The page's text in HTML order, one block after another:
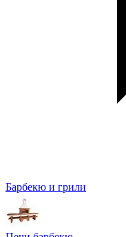
Барбекю и грили